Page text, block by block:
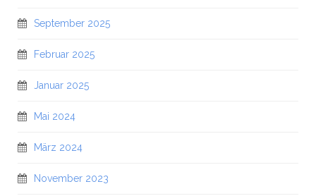
September 2025
Februar 2025
Januar 2025
Mai 2024
März 2024
November 2023